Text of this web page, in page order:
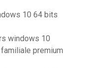
10 64 bits
windows 10
premium